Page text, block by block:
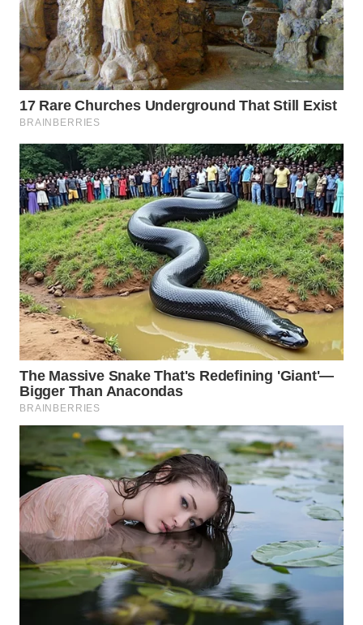
SERDANG
WN
TEBING
TINGGI
WN
PAKPAK
WN
KARAWANG
WN
BEKASI
WN
BOGOR
WN
DEPOK
WN
TAPANULI
UTARA
WN
SAMOSIR
WN
PADANG
LAWAS